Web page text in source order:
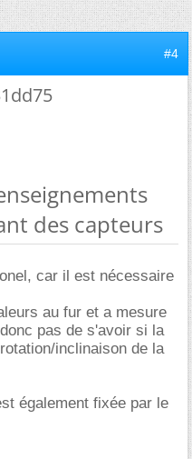
#4
des capteurs
car il est nécessaire
au fur et a mesure
pas de s'avoir si la
inclinaison de la
également fixée par le